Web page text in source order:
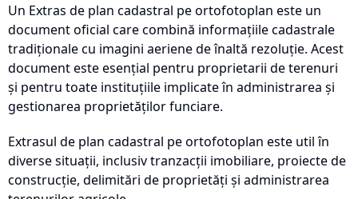
Un Extras de plan cadastral pe ortofotoplan este un
document oficial care combină informațiile cadastrale
tradiționale cu imagini aeriene de înaltă rezoluție. Acest
document este esențial pentru proprietarii de terenuri
și pentru toate instituțiile implicate în administrarea și
gestionarea proprietăților funciare.
Extrasul de plan cadastral pe ortofotoplan este util în
diverse situații, inclusiv tranzacții imobiliare, proiecte de
construcție, delimitări de proprietăți și administrarea